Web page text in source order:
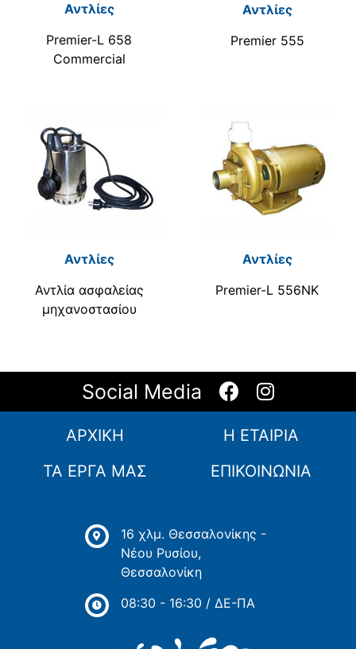
Αντλίες
Premier-L 658
Commercial
Αντλίες
Premier 555
Αντλίες
Αντλία ασφαλείας
μηχανοστασίου
Αντλίες
Premier-L 556NK
Social Media
ΑΡΧΙΚΗ
Η ΕΤΑΙΡΙΑ
ΤΑ ΕΡΓΑ ΜΑΣ
ΕΠΙΚΟΙΝΩΝΙΑ
16 χλμ. Θεσσαλονίκης -
Νέου Ρυσίου,
Θεσσαλονίκη
08:30 - 16:30 / ΔΕ-ΠΑ